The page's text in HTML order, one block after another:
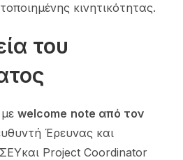
κινητικότητας.
του
welcome note από τον
Έρευνας και
Project Coordinator